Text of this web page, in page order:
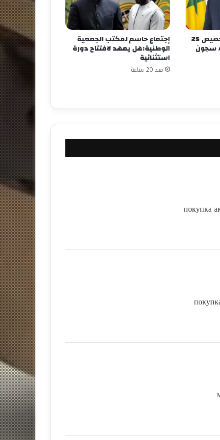
وزارة العدل تعلن عن تخصيص 25
سجون
إجتماع حاسم لمكتب الجمعية
الوطنية:هل يمهد لافتتاح دورة
استثنائية
منذ 20 ساعة
покупка